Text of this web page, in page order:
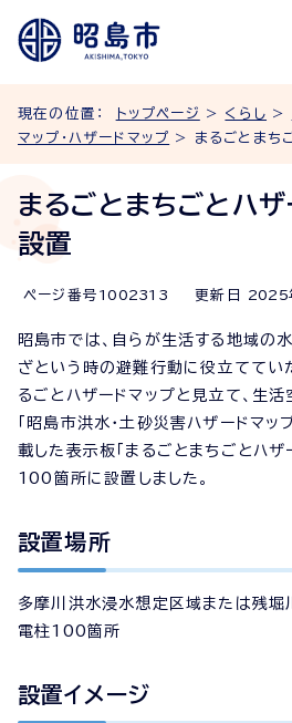
現在の位置： トップページ > くらし >
マップ・ハザードマップ > まるごとまち
まるごとまちごとハザ
設置
ページ番号 1002313 更新日 2025
昭島市では、自らが生活する地域の
ざという時の避難行動に役立ててい
るごとハザードマップと見立て、生活
「昭島市洪水・土砂災害ハザードマッ
載した表示板「まるごとまちごとハザ
100箇所に設置しました。
設置場所
多摩川洪水浸水想定区域または残堀
電柱100箇所
設置イメージ